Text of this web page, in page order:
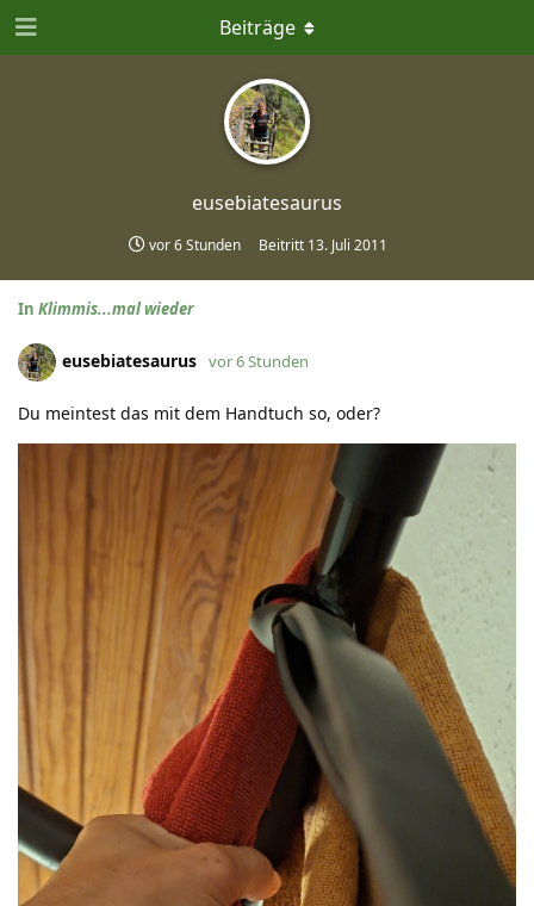
eusebiatesaurus
vor 6 Stunden Beitritt 13. Juli 2011
Beiträge
In Klimmis...mal wieder
eusebiatesaurus vor 6 Stunden
Du meintest das mit dem Handtuch so, oder?